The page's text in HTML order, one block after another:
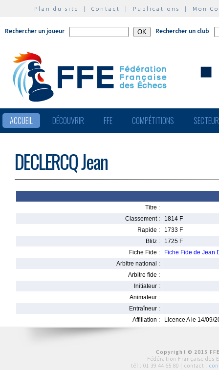
Plan du site | Contact | Publications | Mon
Rechercher un joueur Rechercher un club
ACCUEIL DÉCOUVRIR FFE COMPÉTITIONS
DECLERCQ Jean
Titre :
Classement :
1814 F
Rapide :
1733 F
Blitz :
1725 F
Fiche Fide :
Fiche Fide de Jean
Arbitre national :
Arbitre fide :
Initiateur :
Animateur :
Entraîneur :
Affiliation :
Licence A le 14/09/
Copyright © 2015
Fédération Française des
tél : 01 39 44 65 80 | contact :